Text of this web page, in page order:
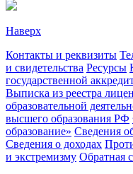
Наверх
Контакты и реквизиты
и свидетельства Ресурсы
государственной
Выписка из реестра
образовательной
высшего образования РФ
образование» Сведения
Сведения о доходах
и экстремизму Обратная